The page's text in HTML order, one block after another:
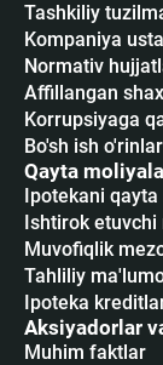
Tashkiliy
Kompaniya
Normativ
Affillangan
Korrupsiyaga
Bo'sh ish
Qayta
Ipotekani
Ishtirok
Muvofiqlik
Tahliliy
Ipoteka
Aksiyadorlar
Muhim faktlar